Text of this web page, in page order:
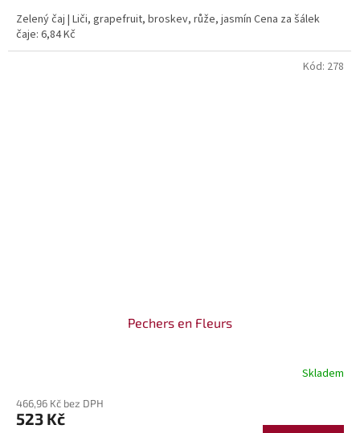
Zelený čaj | Liči, grapefruit, broskev, růže, jasmín Cena za šálek
čaje: 6,84 Kč
Pechers en Fleurs
Skladem
466,96 Kč bez DPH
523 Kč
Kód: 278